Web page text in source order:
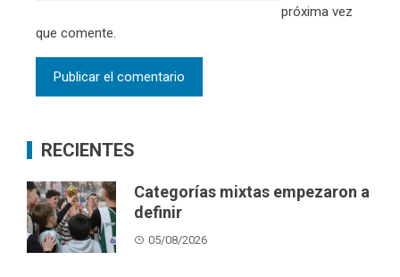
próxima vez
que comente.
RECIENTES
Categorías mixtas empezaron a
definir
05/08/2026